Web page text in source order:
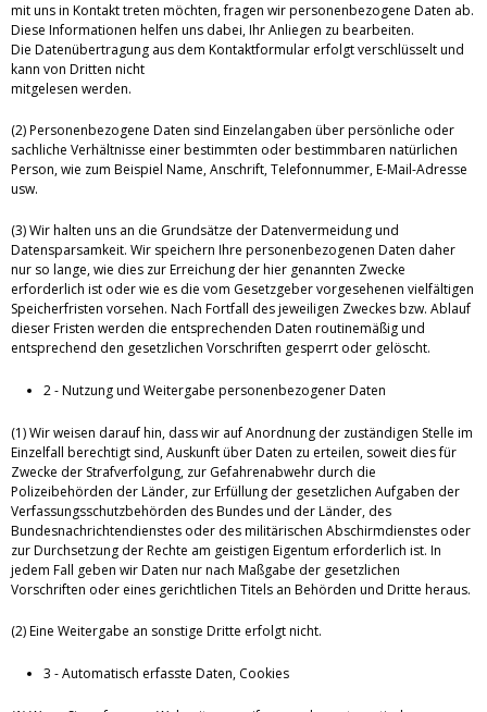
mit uns in Kontakt treten möchten, fragen wir personenbezogene Daten ab.
Diese Informationen helfen uns dabei, Ihr Anliegen zu bearbeiten.
Die Datenübertragung aus dem Kontaktformular erfolgt verschlüsselt und
kann von Dritten nicht
mitgelesen werden.
(2) Personenbezogene Daten sind Einzelangaben über persönliche oder
sachliche Verhältnisse einer bestimmten oder bestimmbaren natürlichen
Person, wie zum Beispiel Name, Anschrift, Telefonnummer, E-Mail-Adresse
usw.
(3) Wir halten uns an die Grundsätze der Datenvermeidung und
Datensparsamkeit. Wir speichern Ihre personenbezogenen Daten daher
nur so lange, wie dies zur Erreichung der hier genannten Zwecke
erforderlich ist oder wie es die vom Gesetzgeber vorgesehenen vielfältigen
Speicherfristen vorsehen. Nach Fortfall des jeweiligen Zweckes bzw. Ablauf
dieser Fristen werden die entsprechenden Daten routinemäßig und
entsprechend den gesetzlichen Vorschriften gesperrt oder gelöscht.
2 - Nutzung und Weitergabe personenbezogener Daten
(1) Wir weisen darauf hin, dass wir auf Anordnung der zuständigen Stelle im
Einzelfall berechtigt sind, Auskunft über Daten zu erteilen, soweit dies für
Zwecke der Strafverfolgung, zur Gefahrenabwehr durch die
Polizeibehörden der Länder, zur Erfüllung der gesetzlichen Aufgaben der
Verfassungsschutzbehörden des Bundes und der Länder, des
Bundesnachrichtendienstes oder des militärischen Abschirmdienstes oder
zur Durchsetzung der Rechte am geistigen Eigentum erforderlich ist. In
jedem Fall geben wir Daten nur nach Maßgabe der gesetzlichen
Vorschriften oder eines gerichtlichen Titels an Behörden und Dritte heraus.
(2) Eine Weitergabe an sonstige Dritte erfolgt nicht.
3 - Automatisch erfasste Daten, Cookies